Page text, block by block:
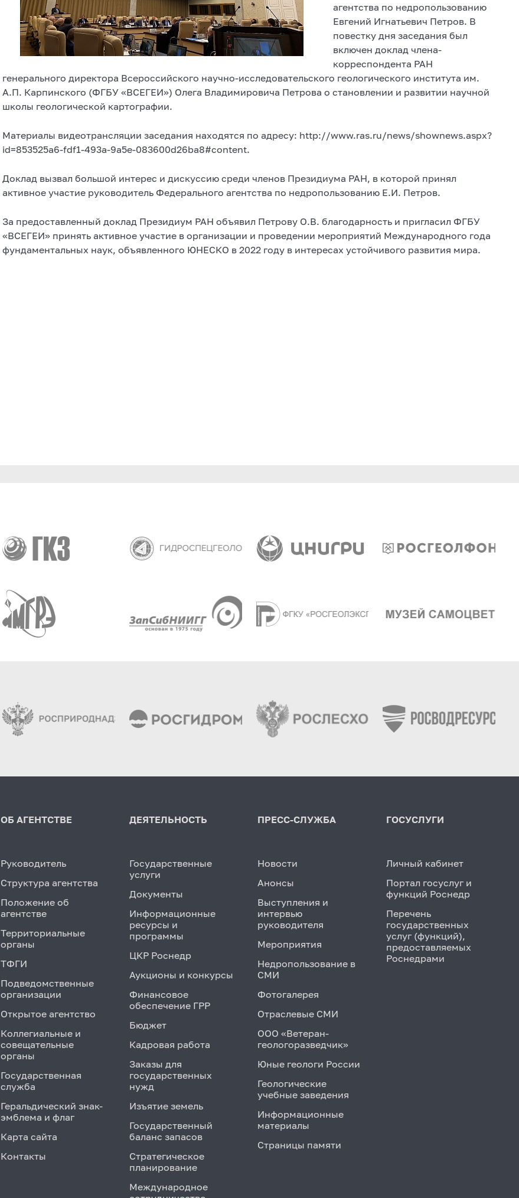
агентства по недропользованию
Евгений Игнатьевич Петров. В
повестку дня заседания был
включен доклад члена-
корреспондента РАН
генерального директора Всероссийского научно-исследовательского геологического института им.
А.П. Карпинского (ФГБУ «ВСЕГЕИ») Олега Владимировича Петрова о становлении и развитии научной
школы геологической картографии.
Материалы видеотрансляции заседания находятся по адресу: http://www.ras.ru/news/shownews.aspx?
id=853525a6-fdf1-493a-9a5e-083600d26ba8#content.
Доклад вызвал большой интерес и дискуссию среди членов Президиума РАН, в которой принял
активное участие руководитель Федерального агентства по недропользованию Е.И. Петров.
За предоставленный доклад Президиум РАН объявил Петрову О.В. благодарность и пригласил ФГБУ
«ВСЕГЕИ» принять активное участие в организации и проведении мероприятий Международного года
фундаментальных наук, объявленного ЮНЕСКО в 2022 году в интересах устойчивого развития мира.
ОБ АГЕНТСТВЕ
Руководитель
Структура агентства
Положение об
агентстве
Территориальные
органы
ТФГИ
Подведомственные
организации
Открытое агентство
Коллегиальные и
совещательные
органы
Государственная
служба
Геральдический знак-
эмблема и флаг
Карта сайта
Контакты
ДЕЯТЕЛЬНОСТЬ
Государственные
услуги
Документы
Информационные
ресурсы и
программы
ЦКР Роснедр
Аукционы и конкурсы
Финансовое
обеспечение ГРР
Бюджет
Кадровая работа
Заказы для
государственных
нужд
Изъятие земель
Государственный
баланс запасов
Стратегическое
планирование
Международное
ПРЕСС-СЛУЖБА
Новости
Анонсы
Выступления и
интервью
руководителя
Мероприятия
Недропользование в
СМИ
Фотогалерея
Отраслевые СМИ
ООО «Ветеран-
геологоразведчик»
Юные геологи России
Геологические
учебные заведения
Информационные
материалы
Страницы памяти
ГОСУСЛУГИ
Личный кабинет
Портал госуслуг и
функций Роснедр
Перечень
государственных
услуг (функций),
предоставляемых
Роснедрами